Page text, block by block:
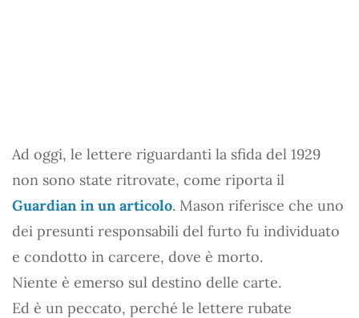
Ad oggi, le lettere riguardanti la sfida del 1929
non sono state ritrovate, come riporta il
Guardian in un articolo. Mason riferisce che uno
dei presunti responsabili del furto fu individuato
e condotto in carcere, dove è morto.
Niente è emerso sul destino delle carte.
Ed è un peccato, perché le lettere rubate